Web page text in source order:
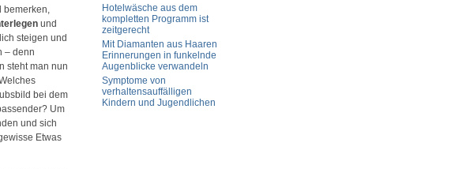
Hotelwäsche aus dem
kompletten Programm ist
zeitgerecht
Mit Diamanten aus Haaren
Erinnerungen in funkelnde
Augenblicke verwandeln
Symptome von
verhaltensauffälligen
Kindern und Jugendlichen
bemerken,
und
steigen und
– denn
steht man nun
bei dem
Um
und sich
Etwas